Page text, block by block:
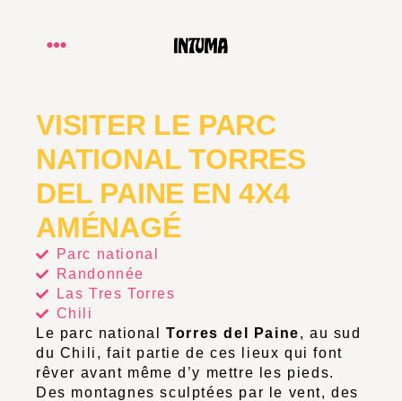
VISITER LE PARC
NATIONAL TORRES
DEL PAINE EN 4X4
AMÉNAGÉ
Parc national
Randonnée
Las Tres Torres
Chili
Le parc nationalTorres del Paine, au sud
du Chili, fait partie de ces lieux qui font
rêver avant même d’y mettre les pieds.
Des montagnes sculptées par le vent, des